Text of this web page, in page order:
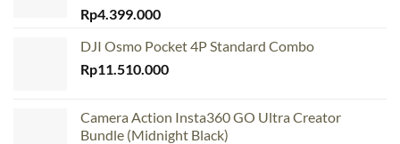
Rp4.399.000
DJI Osmo Pocket 4P Standard Combo
Rp11.510.000
Camera Action Insta360 GO Ultra Creator
Bundle (Midnight Black)